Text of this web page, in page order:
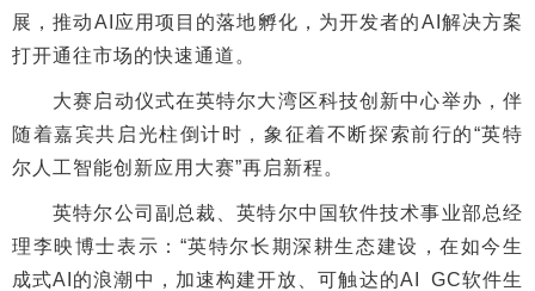
展，推动AI应用项目的落地孵化，为开发者的AI解决方案
打开通往市场的快速通道。
大赛启动仪式在英特尔大湾区科技创新中心举办，伴
随着嘉宾共启光柱倒计时，象征着不断探索前行的“英特
尔人工智能创新应用大赛”再启新程。
英特尔公司副总裁、英特尔中国软件技术事业部总经
理李映博士表示：“英特尔长期深耕生态建设，在如今生
成式AI的浪潮中，加速构建开放、可触达的AI GC软件生